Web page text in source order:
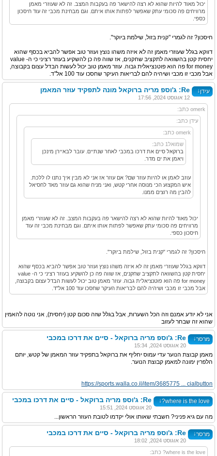
יכול מאוד להיות שהוא לא רצה להישאר פה בעקבות המצב. זה לא שעוזרי מאמן
מרוויחים פה סכומי עתק שאפשר לפתות אותו איתם. וגם מבחינת מכבי זה עוד חיסכון
כספי.
חיסכון? זה לגמרי "קנית בזול, שילמת ביוקר".
דווקא בגלל שעוזרי מאמן זה לא איזה משהו נוצץ ועוזר טוב אפשר להביא בכסף שהוא
יחסית קטן בהשוואה לתקציב שחקנים, אז שווה פה כן להשקיע בעוזר רציני כי ה- value
for money פה הוא פוטנציאלית גבוה. עוזר מאמן טוב יכול לעשות הבדל עצום בקבוצה,
אבל מכבי זו מכבי ושיהיה להם לבריאות העיקר שחסכו עוד 100 אל"ד.
עידן↓ Re: ג'וספ מריה ברוקאל מונה לתפקיד עוזר המאמן
12 אוגוסט 2024, 17:56
omerk כתב:
עידן כתב:
omerk כתב:
שמואל1 כתב:
ברוקאל סיים את דרכו במכבי לאחר שנתיים. עובר לבאיירן מינכן
ויאמן את ים מדר.
עוזב לאמן או להיות עוזר שם? אם עוזר אז אני לא מבין איך נתנו לו ללכת.
איש המקצוע הכי מנוסה אחרי קטש, ואני מניח שהוא גם עוזר מאד לחסיאל
להבין מה רוצים ממנו.
יכול מאוד להיות שהוא לא רצה להישאר פה בעקבות המצב. זה לא שעוזרי מאמן
מרוויחים פה סכומי עתק שאפשר לפתות אותו איתם. וגם מבחינת מכבי זה עוד
חיסכון כספי.
חיסכון? זה לגמרי "קנית בזול, שילמת ביוקר".
דווקא בגלל שעוזרי מאמן זה לא איזה משהו נוצץ ועוזר טוב אפשר להביא בכסף שהוא
יחסית קטן בהשוואה לתקציב שחקנים, אז שווה פה כן להשקיע בעוזר רציני כי ה- value
for money פה הוא פוטנציאלית גבוה. עוזר מאמן טוב יכול לעשות הבדל עצום בקבוצה,
אבל מכבי זו מכבי ושיהיה להם לבריאות העיקר שחסכו עוד 100 אל"ד.
אני לא יודע אמנם וזה הכל השערות, אבל בגלל שזה סכום קטן (יחסית), אני נוטה להאמין
שהוא זה שבחר לעזוב
מרסר↓ Re: ג'וספ מריה ברוקאל - סיים את דרכו במכבי
20 אוגוסט 2024, 15:34
מאמן קבוצת הנוער עדי עמוס יחליף את ברוקאל בתפקיד עוזר המאמן של קטש, יותם
הלפרין ימונה למאמן קבוצת הנוער.
https://sports.walla.co.il/item/3685775 ... cialbutton
where is the love?
↓ Re: ג'וספ מריה ברוקאל - סיים את דרכו במכבי
20 אוגוסט 2024, 15:51
מה עם גיא פניני? חשבתי שאותו אולי יקדמו לטובת העוזר הראשון...
מרסר↓ Re: ג'וספ מריה ברוקאל - סיים את דרכו במכבי
20 אוגוסט 2024, 18:02
where is the love? כתב: